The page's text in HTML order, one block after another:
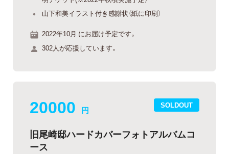
山下和美イラスト付き感謝状（紙に印刷）
2022年10月 にお届け予定です。
302人が応援しています。
SOLDOUT
20000 円
旧尾崎邸ハードカバーフォトアルバムコ
ース